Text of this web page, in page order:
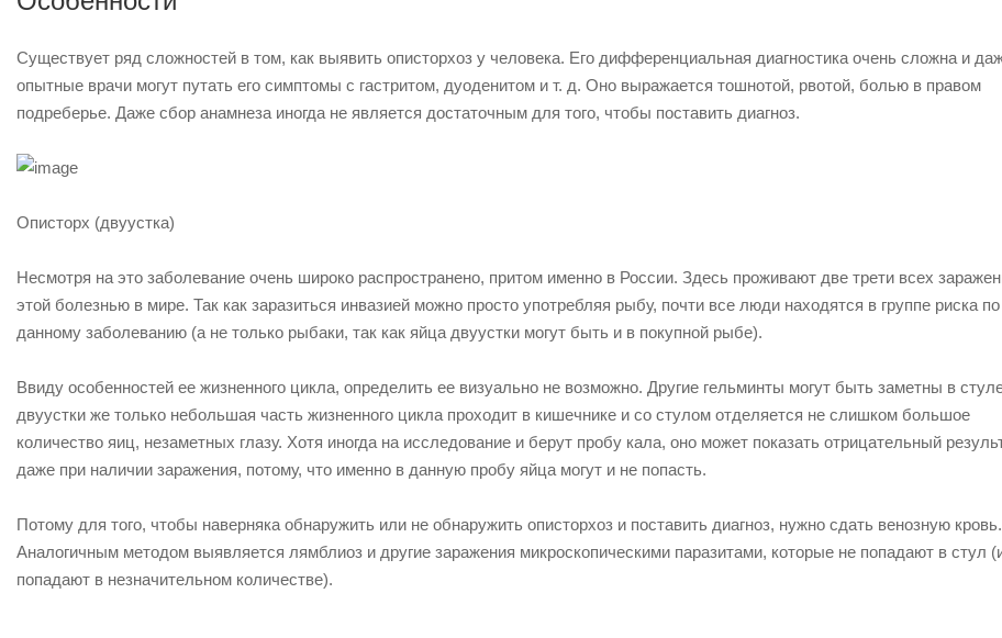
Существует ряд сложностей в том, как выявить описторхоз у человека. Его дифференциальная диагностика очень сложна и
опытные врачи могут путать его симптомы с гастритом, дуоденитом и т. д. Оно выражается тошнотой, рвотой, болью в правом
подреберье. Даже сбор анамнеза иногда не является достаточным для того, чтобы поставить диагноз.
Описторх (двуустка)
Несмотря на это заболевание очень широко распространено, притом именно в России. Здесь проживают две трети всех
этой болезнью в мире. Так как заразиться инвазией можно просто употребляя рыбу, почти все люди находятся в группе риска по
данному заболеванию (а не только рыбаки, так как яйца двуустки могут быть и в покупной рыбе).
Ввиду особенностей ее жизненного цикла, определить ее визуально не возможно. Другие гельминты могут быть заметны в
двуустки же только небольшая часть жизненного цикла проходит в кишечнике и со стулом отделяется не слишком большое
количество яиц, незаметных глазу. Хотя иногда на исследование и берут пробу кала, оно может показать отрицательный
даже при наличии заражения, потому, что именно в данную пробу яйца могут и не попасть.
Потому для того, чтобы наверняка обнаружить или не обнаружить описторхоз и поставить диагноз, нужно сдать венозную кровь.
Аналогичным методом выявляется лямблиоз и другие заражения микроскопическими паразитами, которые не попадают в стул
попадают в незначительном количестве).